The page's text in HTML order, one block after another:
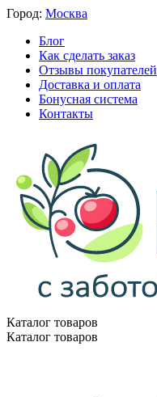
Город: Москва
Блог
Как сделать заказ
Отзывы покупателей
Доставка и оплата
Бонусная система
Контакты
Каталог товаров
Каталог товаров